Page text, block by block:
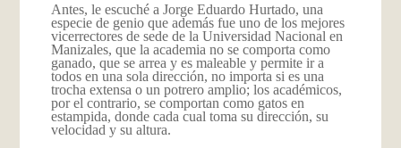
Antes, le escuché a Jorge Eduardo Hurtado, una
especie de genio que además fue uno de los mejores
vicerrectores de sede de la Universidad Nacional en
Manizales, que la academia no se comporta como
ganado, que se arrea y es maleable y permite ir a
todos en una sola dirección, no importa si es una
trocha extensa o un potrero amplio; los académicos,
por el contrario, se comportan como gatos en
estampida, donde cada cual toma su dirección, su
velocidad y su altura.